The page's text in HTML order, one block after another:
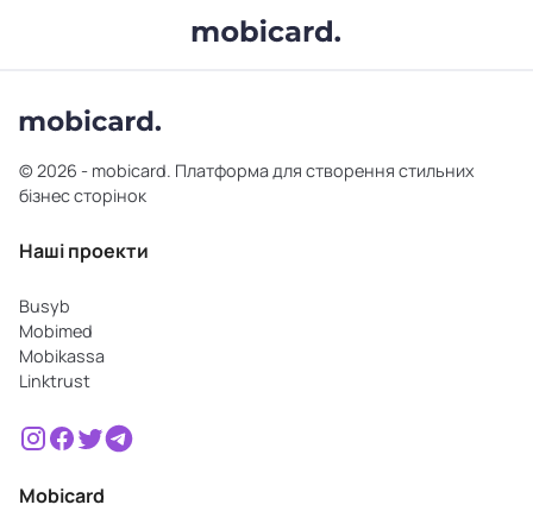
© 2026 - mobicard. Платформа для створення стильних
бізнес сторінок
Наші проекти
Busyb
Mobimed
Mobikassa
Linktrust
Mobicard